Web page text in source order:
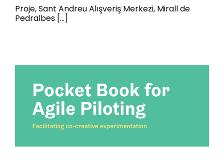
İspanya | Barselona Şehir
Proje, Sant Andreu Alışveriş Merkezi, Mirall de
Pedralbes [...]